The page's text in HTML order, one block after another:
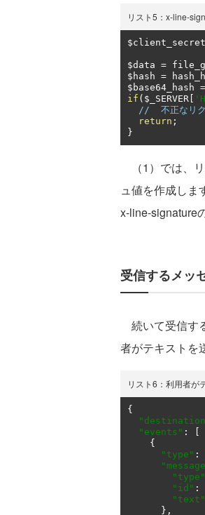
リスト5：x-line-
$data =
$hash =
$base64_hash =
if ( $_SERVER
//  不正なリク
return ;
}
（1）では、
ュ値を作成しま
x-line-signature
受信するメッ
続いて受信す
者がテキストを
リスト6：利用者が
{
"events" :
{
"type" :
"type"
"id" :
"text"
},